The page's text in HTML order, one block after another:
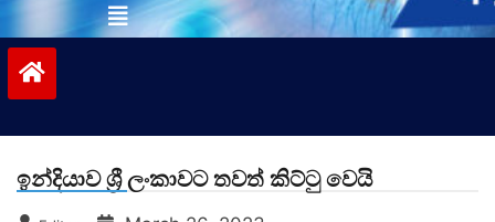
ඉන්දියාව ශ්‍රී ලංකාවට තවත් කිට්ටු වෙයි